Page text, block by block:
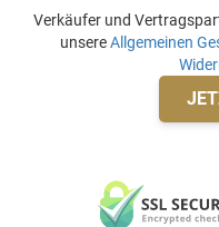
Verkäufer und
unsereAllgemeinen